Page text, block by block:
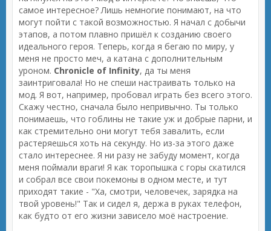
самое интересное? Лишь немногие понимают, на что
могут пойти с такой возможностью. Я начал с добычи
этапов, а потом плавно пришёл к созданию своего
идеального героя. Теперь, когда я бегаю по миру, у
меня не просто меч, а катана с дополнительным
уроном. Chronicle of Infinity, да ты меня
заинтриговала! Но не спеши настраивать только на
мод. Я вот, например, пробовал играть без всего этого.
Скажу честно, сначала было непривычно. Ты только
понимаешь, что гоблины не такие уж и добрые парни, и
как стремительно они могут тебя завалить, если
растеряешься хоть на секунду. Но из-за этого даже
стало интереснее. Я ни разу не забуду момент, когда
меня поймали враги! Я как торопышка с горы скатился
и собрал все свои покемоны в одном месте, и тут
приходят такие - "Ха, смотри, человечек, зарядка на
твой уровень!" Так и сидел я, держа в руках телефон,
как будто от его жизни зависело моё настроение.